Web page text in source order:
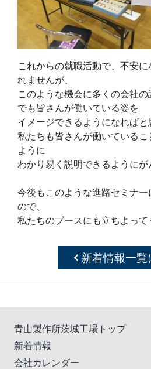
これからの就職活動で、不安
れませんが、
このような機会に多くの会社
でも皆さんが働いている姿を
イメージできるようになればと
私たちも皆さんが働いている
ように
わかり易く説明できるようにが
今後もこのような進路セミナ
ので、
私たちのブースにも立ちよって
新着情報一覧
青山製作所茨城工場トップ
新着情報
会社カレンダー